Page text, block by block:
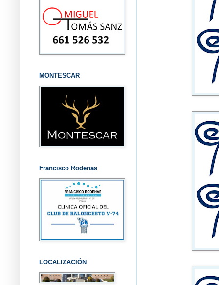
MONTESCAR
Francisco Rodenas
LOCALIZACIÓN